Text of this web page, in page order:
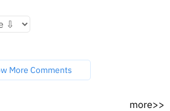
More Comments
more>>